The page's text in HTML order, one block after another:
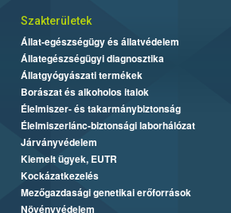
Szakterületek
Állat-egészségügy és állatvédelem
Állategészségügyi diagnosztika
Állatgyógyászati termékek
Borászat és alkoholos italok
Élelmiszer- és takarmánybiztonság
Élelmiszerlánc-biztonsági laborhálózat
Járványvédelem
Kiemelt ügyek, EUTR
Kockázatkezelés
Mezőgazdasági genetikai erőforrások
Növényvédelem